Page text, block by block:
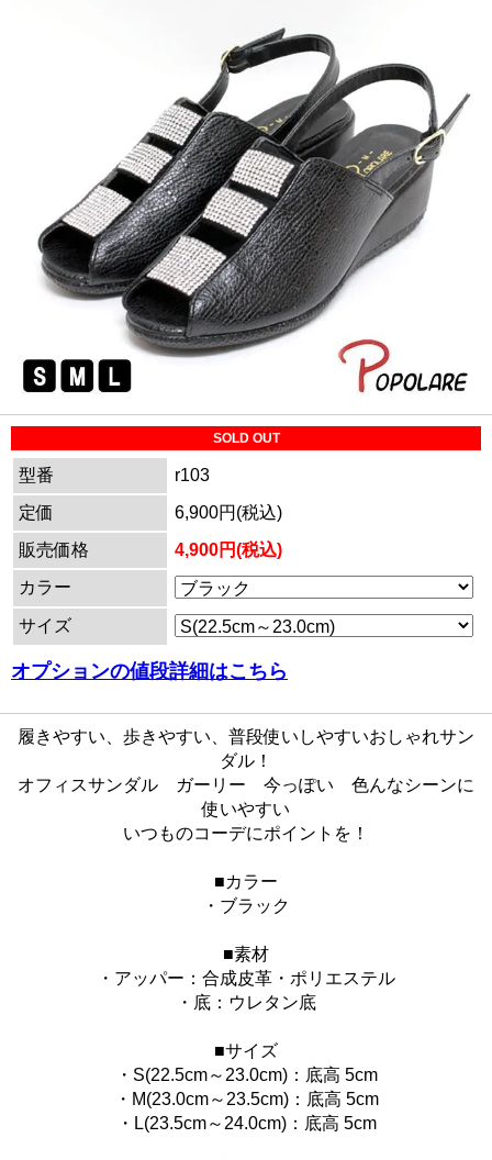
SOLD OUT
型番
r103
定価
6,900円(税込)
販売価格
4,900円(税込)
カラー
サイズ
オプションの値段詳細はこちら
履きやすい、歩きやすい、普段使いしやすいおしゃれサン
ダル！
オフィスサンダル ガーリー 今っぽい 色んなシーンに
使いやすい
いつものコーデにポイントを！
■カラー
・ブラック
■素材
・アッパー：合成皮革・ポリエステル
・底：ウレタン底
■サイズ
・S(22.5cm～23.0cm)：底高 5cm
・M(23.0cm～23.5cm)：底高 5cm
・L(23.5cm～24.0cm)：底高 5cm